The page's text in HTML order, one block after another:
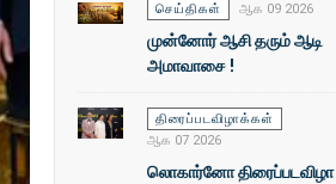
செய்திகள் ஆக 09 2026
முன்னோர் ஆசி தரும் ஆடி
அமாவாசை !
திரைப்படவிழாக்கள்
ஆக 07 2026
லொகார்னோ திரைப்படவிழா